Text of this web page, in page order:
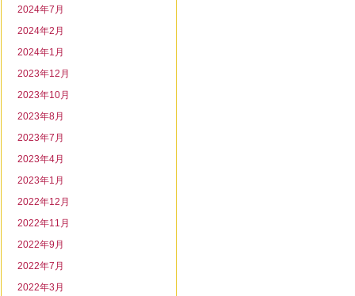
2024年7月
2024年2月
2024年1月
2023年12月
2023年10月
2023年8月
2023年7月
2023年4月
2023年1月
2022年12月
2022年11月
2022年9月
2022年7月
2022年3月